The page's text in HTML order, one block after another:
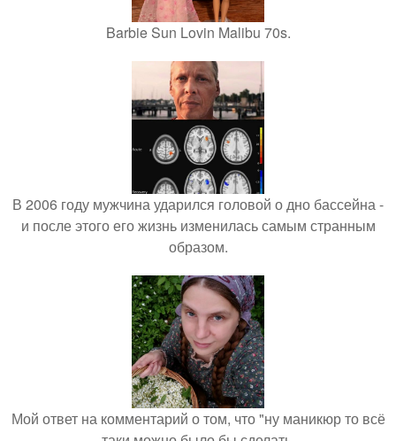
Barbie Sun Lovin Malibu 70s.
В 2006 году мужчина ударился головой о дно бассейна -
и после этого его жизнь изменилась самым странным
образом.
Мой ответ на комментарий о том, что "ну маникюр то всё